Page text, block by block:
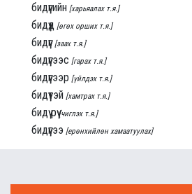
бидүүгийн [харьяалах т.я.]
бидүүд [өгөх орших т.я.]
бидүүг [заах т.я.]
бидүүгээс [гарах т.я.]
бидүүгээр [үйлдэх т.я.]
бидүүтэй [хамтрах т.я.]
бидүү рүү [чиглэх т.я.]
бидүүгээ [ерөнхийлөн хамаатуулах]